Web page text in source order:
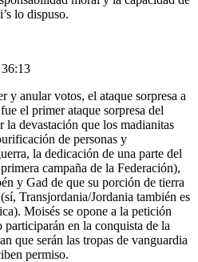
lo dispuso.
y anular votos, el ataque sorpresa a
el primer ataque sorpresa del
devastación que los madianitas
de personas y
la dedicación de una parte del
campaña de la Federación),
y Gad de que su porción de tierra
Transjordania/Jordania también es
Moisés se opone a la petición
en la conquista de la
que serán las tropas de vanguardia
permiso.